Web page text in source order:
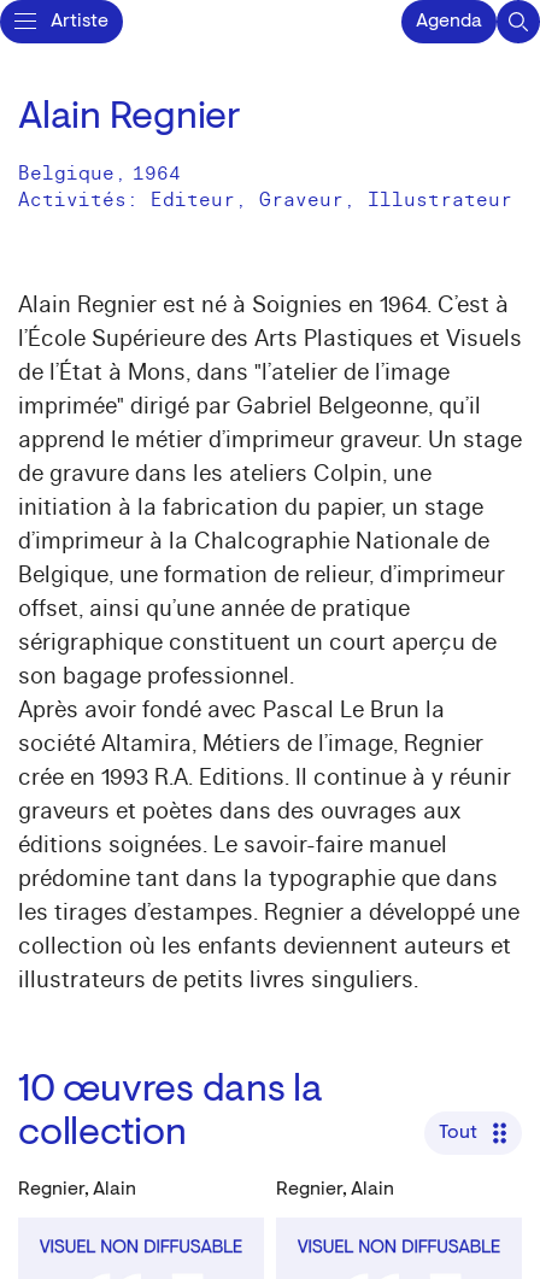
Artiste Agenda
Alain Regnier
Belgique , 1964
Activités: Editeur Graveur Illustrateur
Alain Regnier est né à Soignies en 1964. C’est à
l’École Supérieure des Arts Plastiques et Visuels
de l’État à Mons, dans "l’atelier de l’image
imprimée" dirigé par Gabriel Belgeonne, qu’il
apprend le métier d’imprimeur graveur. Un stage
de gravure dans les ateliers Colpin, une
initiation à la fabrication du papier, un stage
d’imprimeur à la Chalcographie Nationale de
Belgique, une formation de relieur, d’imprimeur
offset, ainsi qu’une année de pratique
sérigraphique constituent un court aperçu de
son bagage professionnel.
Après avoir fondé avec Pascal Le Brun la
société Altamira, Métiers de l’image, Regnier
crée en 1993 R.A. Editions. Il continue à y réunir
graveurs et poètes dans des ouvrages aux
éditions soignées. Le savoir-faire manuel
prédomine tant dans la typographie que dans
les tirages d’estampes. Regnier a développé une
collection où les enfants deviennent auteurs et
illustrateurs de petits livres singuliers.
10 œuvres dans la
collection
Tout
Regnier, Alain Regnier, Alain